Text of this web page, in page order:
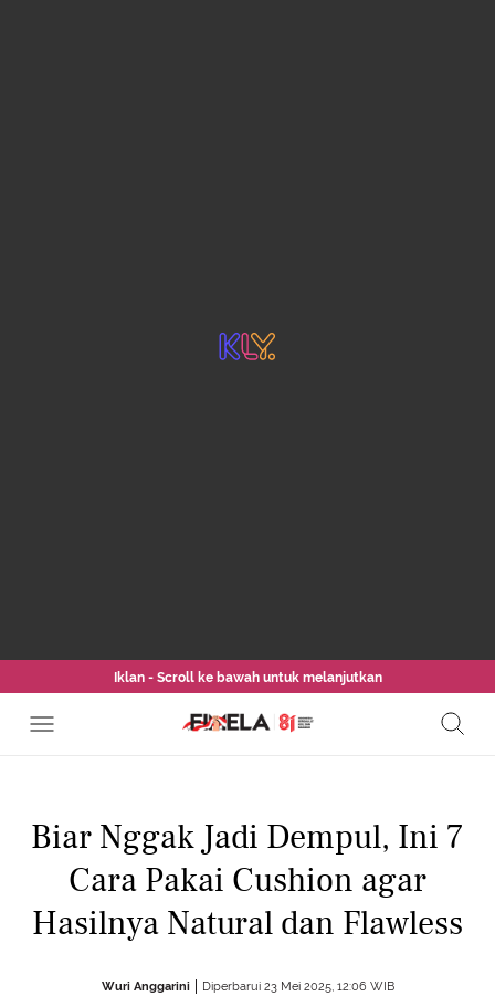
Iklan - Scroll ke bawah untuk melanjutkan
Biar Nggak Jadi Dempul, Ini 7
Cara Pakai Cushion agar
Hasilnya Natural dan Flawless
Wuri Anggarini Diperbarui 23 Mei 2025, 12:06 WIB